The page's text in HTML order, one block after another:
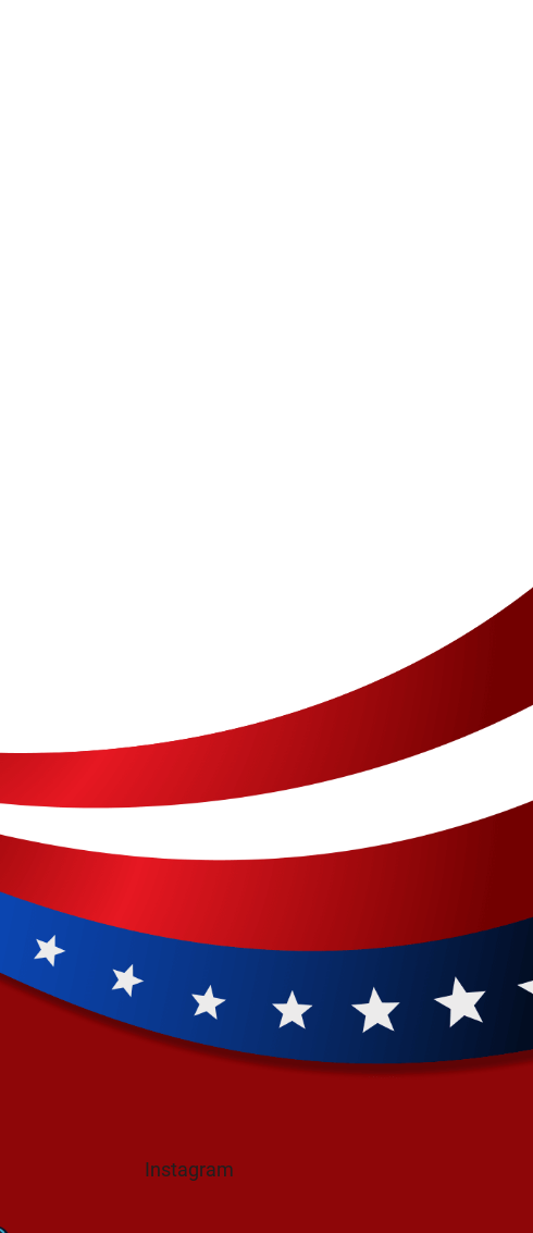
Instagram